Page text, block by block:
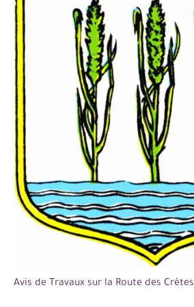
Avis de Travaux sur la Route des Crêtes